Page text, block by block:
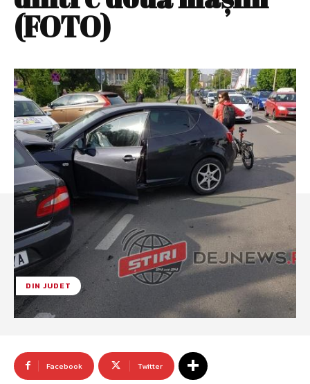
(FOTO)
DIN JUDET
Facebook Twitter